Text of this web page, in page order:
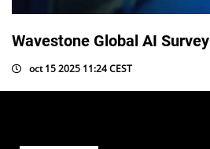
Wavestone Global AI Survey
oct 15 2025 11:24 CEST